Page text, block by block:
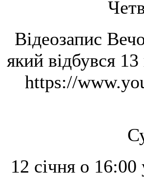
Відеозапис
який відбувся
https://
12 січня о 16:00